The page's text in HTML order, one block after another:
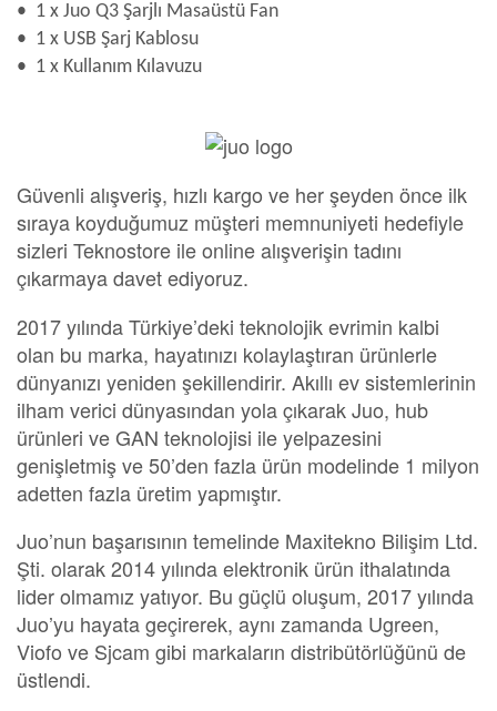
• 1 x Juo Q3 Şarjlı Masaüstü Fan
• 1 x USB Şarj Kablosu
• 1 x Kullanım Kılavuzu
Güvenli alışveriş, hızlı kargo ve her şeyden önce ilk
sıraya koyduğumuz müşteri memnuniyeti hedefiyle
sizleri Teknostore ile online alışverişin tadını
çıkarmaya davet ediyoruz.
2017 yılında Türkiye’deki teknolojik evrimin kalbi
olan bu marka, hayatınızı kolaylaştıran ürünlerle
dünyanızı yeniden şekillendirir. Akıllı ev sistemlerinin
ilham verici dünyasından yola çıkarak Juo, hub
ürünleri ve GAN teknolojisi ile yelpazesini
genişletmiş ve 50’den fazla ürün modelinde 1 milyon
adetten fazla üretim yapmıştır.
Juo’nun başarısının temelinde Maxitekno Bilişim Ltd.
Şti. olarak 2014 yılında elektronik ürün ithalatında
lider olmamız yatıyor. Bu güçlü oluşum, 2017 yılında
Juo’yu hayata geçirerek, aynı zamanda Ugreen,
Viofo ve Sjcam gibi markaların distribütörlüğünü de
üstlendi.